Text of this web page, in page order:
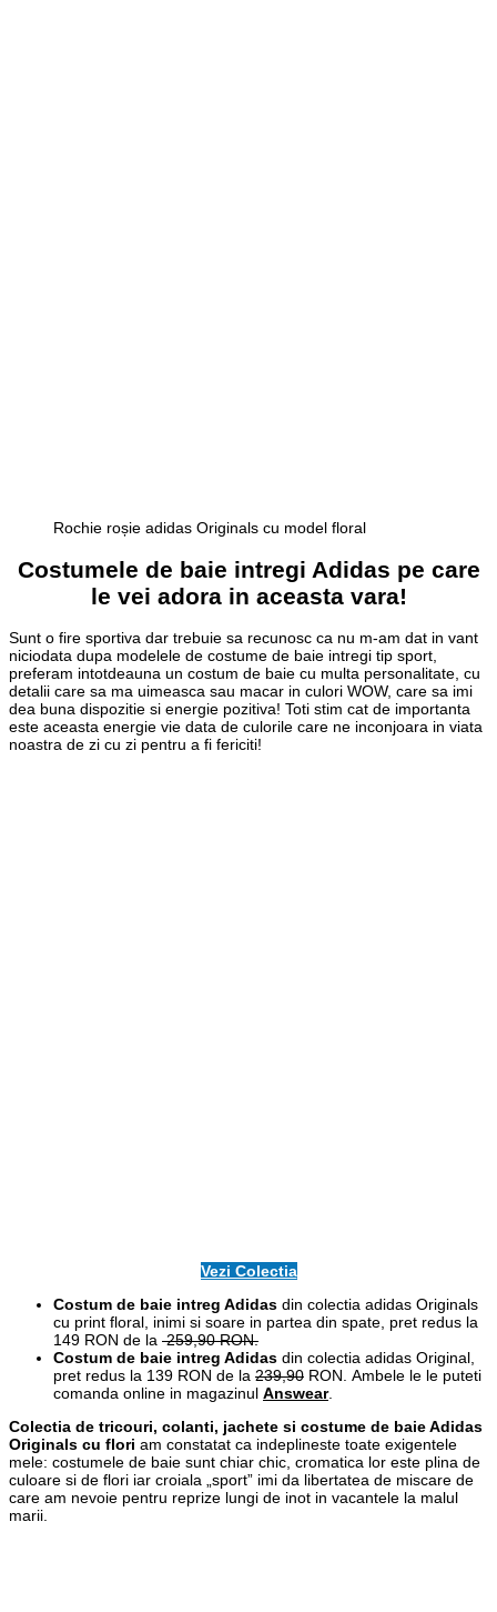
Rochie roșie adidas Originals cu model floral
Costumele de baie intregi Adidas pe care
le vei adora in aceasta vara!
Sunt o fire sportiva dar trebuie sa recunosc ca nu m-am dat in vant
niciodata dupa modelele de costume de baie intregi tip sport,
preferam intotdeauna un costum de baie cu multa personalitate, cu
detalii care sa ma uimeasca sau macar in culori WOW, care sa imi
dea buna dispozitie si energie pozitiva! Toti stim cat de importanta
este aceasta energie vie data de culorile care ne inconjoara in viata
noastra de zi cu zi pentru a fi fericiti!
Vezi Colectia
Costum de baie intreg Adidas din colectia adidas Originals
cu print floral, inimi si soare in partea din spate, pret redus la
149 RON de la 259,90 RON.
Costum de baie intreg Adidas din colectia adidas Original,
pret redus la 139 RON de la 239,90 RON. Ambele le le puteti
comanda online in magazinul Answear.
Colectia de tricouri, colanti, jachete si costume de baie Adidas
Originals cu flori am constatat ca indeplineste toate exigentele
mele: costumele de baie sunt chiar chic, cromatica lor este plina de
culoare si de flori iar croiala „sport” imi da libertatea de miscare de
care am nevoie pentru reprize lungi de inot in vacantele la malul
marii.